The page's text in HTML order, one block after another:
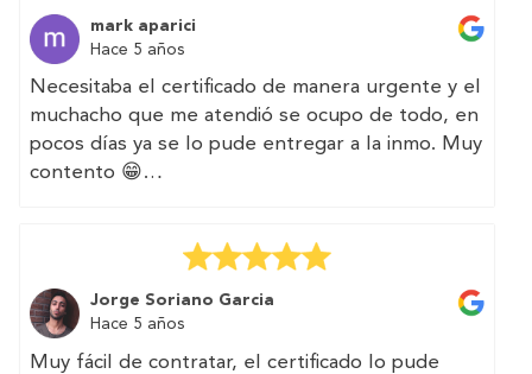
certificate with them.
The web is very intuitive
I will count on them again for other efforts
mark aparici
Hace 5 años
Necesitaba el certificado de manera urgente y el
muchacho que me atendió se ocupo de todo, en
pocos días ya se lo pude entregar a la inmo. Muy
contento 😁
I needed the certificate urgently and the boy
who attended me took care of everything, in a
few days I was able to deliver it to the immo.
Very happy 😁
Jorge Soriano Garcia
Hace 5 años
Muy fácil de contratar, el certificado lo pude